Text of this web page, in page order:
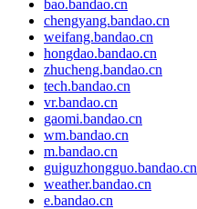
bao.bandao.cn
chengyang.bandao.cn
weifang.bandao.cn
hongdao.bandao.cn
zhucheng.bandao.cn
tech.bandao.cn
vr.bandao.cn
gaomi.bandao.cn
wm.bandao.cn
m.bandao.cn
guiguzhongguo.bandao.cn
weather.bandao.cn
e.bandao.cn